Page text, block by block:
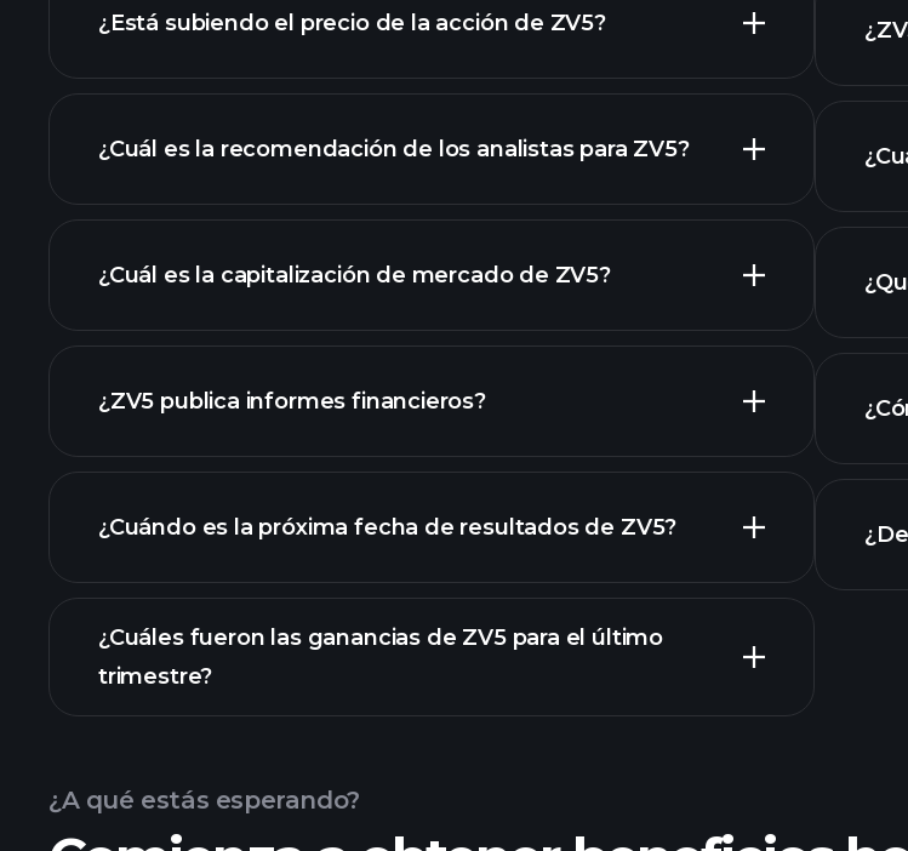
¿Está subiendo el precio de la acción de ZV5?
gráfico de ZV5
¿Cuál es la recomendación de los analistas para ZV5?
¿Cuál es la capitalización de mercado de ZV5?
nuestra lista de acciones
¿ZV5 publica informes financieros?
los estados financieros de ZV5
¿Cuándo es la próxima fecha de resultados de ZV5?
Calendario de Resultados
¿Cuáles fueron las ganancias de ZV5 para el último
trimestre?
¿A qué estás esperando?